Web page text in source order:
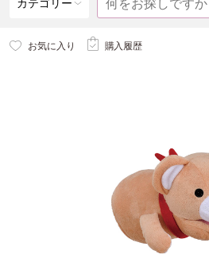
カテゴリー
お気に入り 購入履歴